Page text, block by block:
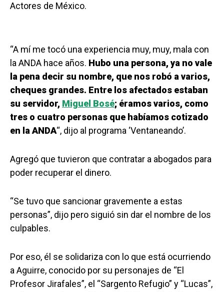
Actores de México.
“A mí me tocó una experiencia muy, muy, mala con
la ANDA hace años. Hubo una persona, ya no vale
la pena decir su nombre, que nos robó a varios,
cheques grandes. Entre los afectados estaban
su servidor, Miguel Bosé; éramos varios, como
tres o cuatro personas que habíamos cotizado
en la ANDA“, dijo al programa ‘Ventaneando’.
Agregó que tuvieron que contratar a abogados para
poder recuperar el dinero.
“Se tuvo que sancionar gravemente a estas
personas”, dijo pero siguió sin dar el nombre de los
culpables.
Por eso, él se solidariza con lo que está ocurriendo
a Aguirre, conocido por su personajes de “El
Profesor Jirafales”, el “Sargento Refugio” y “Lucas”,